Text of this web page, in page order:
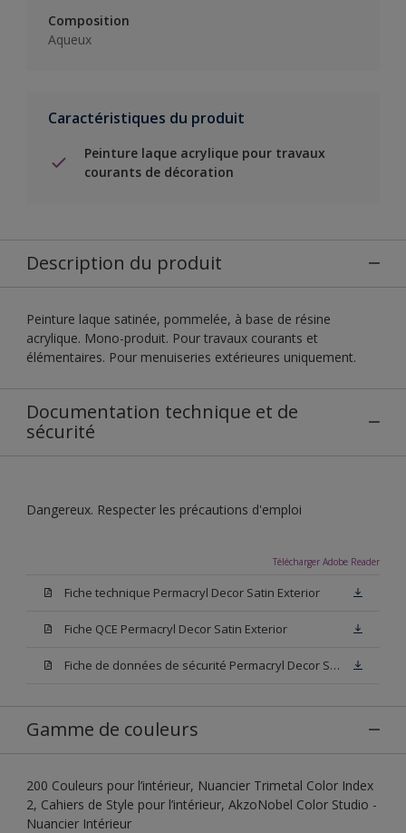
Composition
Aqueux
Caractéristiques du produit
Peinture laque acrylique pour travaux
courants de décoration
Description du produit
Peinture laque satinée, pommelée, à base de résine
acrylique. Mono-produit. Pour travaux courants et
élémentaires. Pour menuiseries extérieures uniquement.
Documentation technique et de
sécurité
Dangereux. Respecter les précautions d'emploi
Télécharger Adobe Reader
Fiche technique Permacryl Decor Satin Exterior
Fiche QCE Permacryl Decor Satin Exterior
Fiche de données de sécurité Permacryl Decor Satin Exterior
Gamme de couleurs
200 Couleurs pour l’intérieur, Nuancier Trimetal Color Index
2, Cahiers de Style pour l’intérieur, AkzoNobel Color Studio -
Nuancier Intérieur